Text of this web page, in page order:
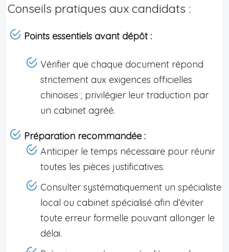
Conseils pratiques aux candidats :
Points essentiels avant dépôt :
Vérifier que chaque document répond
strictement aux exigences officielles
chinoises ; privilégier leur traduction par
un cabinet agréé.
Préparation recommandée :
Anticiper le temps nécessaire pour réunir
toutes les pièces justificatives.
Consulter systématiquement un spécialiste
local ou cabinet spécialisé afin d’éviter
toute erreur formelle pouvant allonger le
délai.